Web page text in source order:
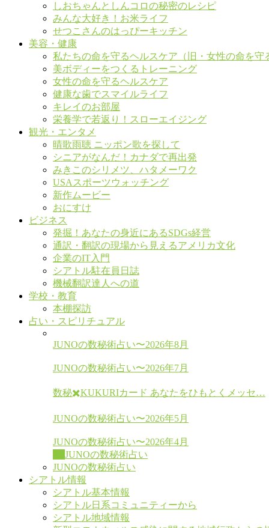
しおちゃんとしんコロの秘密のレシピ
みんな大好き！お米ライフ
せつこさんのはっぴーキッチン
美容・健康
私たちの命を守るヘルスケア（旧・女性の命を守
美ボディーをつくるトレーニング
女性の命を守るヘルスケア
健康な歯でスマイルライフ
キレイのお部屋
栄養学で若返り！スローエイジング
観光・エンタメ
晴歌雨聴 ニッポン歌を探して
シニアがなんだ！カナダで再出発
みきこのシリメツ、ハタメーワク
USAスポーツウォッチング
新作ムービー
おにすけ
ビジネス
発掘！あなたの身近にあるSDGs経営
通訳・翻訳の現場から見えるアメリカ文化
企業のIT入門
シアトル駐在員日誌
機械翻訳達人への道
学校・教育
本棚探訪
占い・スピリチュアル
JUNOの数秘術占い〜2026年8月
JUNOの数秘術占い〜2026年7月
数秘✖️KUKURIカード あなたをひもとくメッセ…
JUNOの数秘術占い〜2026年5月
JUNOの数秘術占い〜2026年4月
JUNOの数秘術占い
JUNOの数秘術占い
シアトル情報
シアトル基本情報
シアトル日系コミュニティーから
シアトル地域情報